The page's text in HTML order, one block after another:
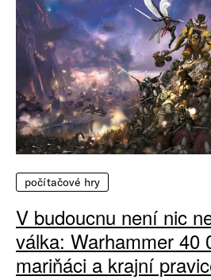
počítačové hry
V budoucnu není nic
válka: Warhammer 40
mariňáci a krajní